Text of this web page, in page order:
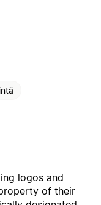
logos and
of their